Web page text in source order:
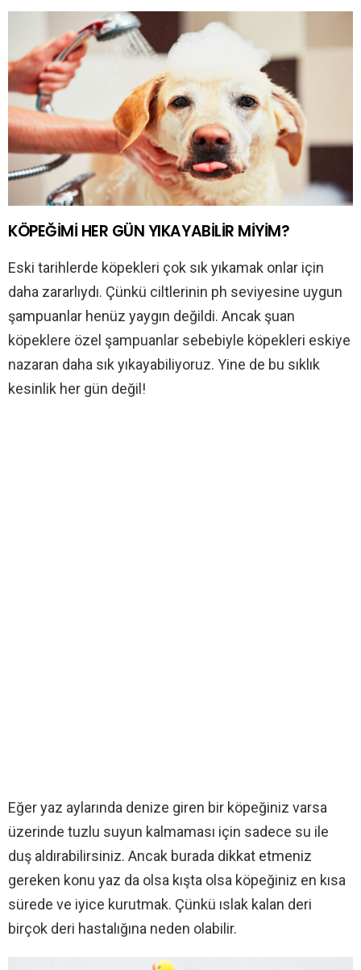
KÖPEĞİMİ HER GÜN YIKAYABİLİR MİYİM?
Eski tarihlerde köpekleri çok sık yıkamak onlar için
daha zararlıydı. Çünkü ciltlerinin ph seviyesine uygun
şampuanlar henüz yaygın değildi. Ancak şuan
köpeklere özel şampuanlar sebebiyle köpekleri eskiye
nazaran daha sık yıkayabiliyoruz. Yine de bu sıklık
kesinlik her gün değil!
Eğer yaz aylarında denize giren bir köpeğiniz varsa
üzerinde tuzlu suyun kalmaması için sadece su ile
duş aldırabilirsiniz. Ancak burada dikkat etmeniz
gereken konu yaz da olsa kışta olsa köpeğiniz en kısa
sürede ve iyice kurutmak. Çünkü ıslak kalan deri
birçok deri hastalığına neden olabilir.